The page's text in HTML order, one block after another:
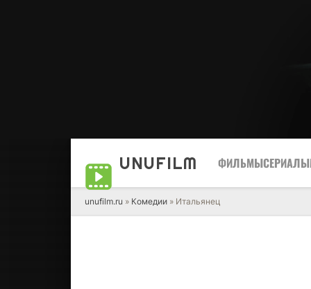
UNUFILM ФИЛЬМЫСЕРИАЛЫ
unufilm.ru » Комедии » Итальянец